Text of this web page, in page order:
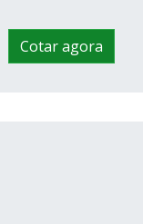
Cotar agora